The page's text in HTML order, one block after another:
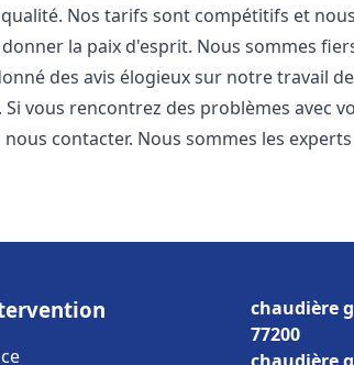
Nos tarifs sont compétitifs et
la paix d'esprit. Nous sommes
des avis élogieux sur notre travail
. Si vous rencontrez des problèmes avec
nous contacter. Nous sommes les
chaudière
77200